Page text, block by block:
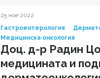
25 ное 2022
Гастроентерология
Медицинска онкология
Доц. д-р Радин
медицината и подкрепа за развитие на